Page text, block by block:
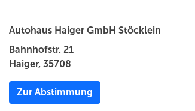
Autohaus Haiger GmbH Stöcklein
Bahnhofstr. 21
Haiger, 35708
Zur Abstimmung